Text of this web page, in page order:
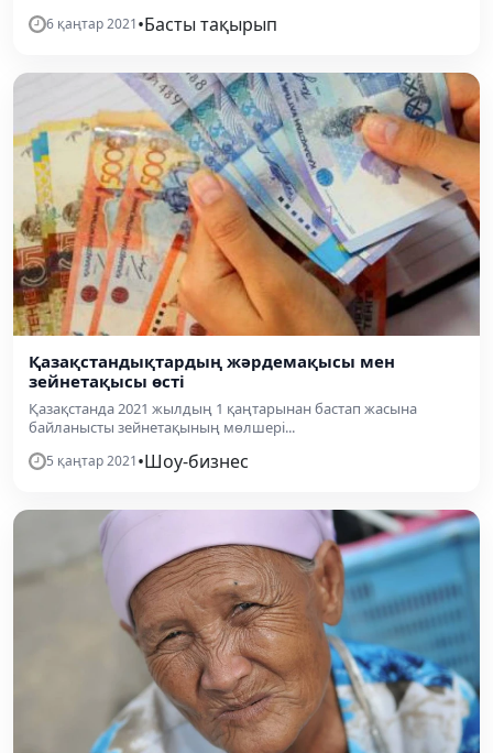
6 қаңтар 2021•Басты тақырып
Қазақстандықтардың жәрдемақысы мен
зейнетақысы өсті
Қазақстанда 2021 жылдың 1 қаңтарынан бастап жасына
байланысты зейнетақының мөлшері...
5 қаңтар 2021•Шоу-бизнес